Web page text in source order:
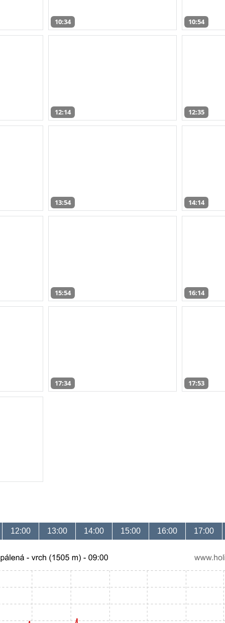
10:34 10:54
12:14 12:35
13:54 14:14
15:54 16:14
17:34 17:53
12:00 13:00 14:00 15:00 16:00 17:00